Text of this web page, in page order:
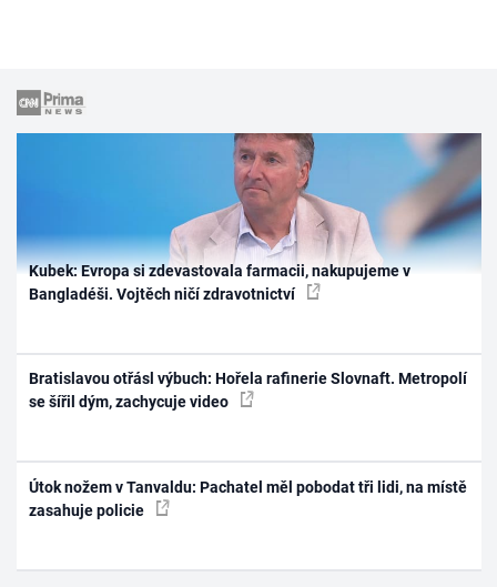
Kubek: Evropa si zdevastovala farmacii, nakupujeme v
Bangladéši. Vojtěch ničí zdravotnictví
Bratislavou otřásl výbuch: Hořela rafinerie Slovnaft. Metropolí
se šířil dým, zachycuje video
Útok nožem v Tanvaldu: Pachatel měl pobodat tři lidi, na místě
zasahuje policie